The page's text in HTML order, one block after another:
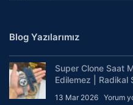
Blog Yazılarımız
Super Clone Saat
Edilemez | Radikal
13 Mar 2026 Yorum